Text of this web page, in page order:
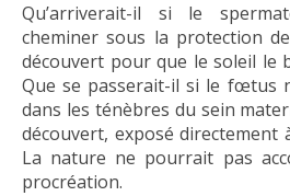
Qu’arriverait-il si le
cheminer sous la protection
découvert pour que le soleil le
Que se passerait-il si le fœtus
dans les ténèbres du sein
découvert, exposé directement
La nature ne pourrait pas
procréation.